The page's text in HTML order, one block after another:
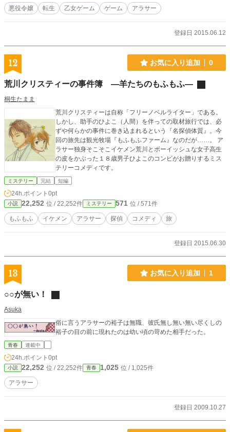
悪役令嬢 転生 乙女ゲーム ゲーム アラサー
登録日 2015.06.12
12 お気に入り追加 0
荒川クリスティーの事件簿 ―羊たちのもふもふ―
桐生たまま
荒川クリスティーは自称「フリーノベルライター」である。
しかし、助手のひよこ（人間）を伴っての取材旅行では、必
ずや何らかの事件に巻き込まれるという『名探偵体質』。今
回の旅先は観光牧場『もふもふファーム』なのだが……。 ア
ラサー独身そこそこイケメン荒川とボーイッシュな女子高生
の皮をかぶった１８歳男子ひよこのコンビがお贈りするミス
テリーコメディです。
ミステリー 完結 短編
24h.ポイント 0pt
小説 22,252 位 / 22,252件 ミステリー 571 位 / 571件
もふもふ イケメン アラサー 探偵 コメディ 旅
登録日 2015.06.30
13 お気に入り追加 1
○○が無い！
Asuka
俗に言うアラサーの裕子は無職、彼氏無し無い無い尽くしの
裕子の目の前に現れたのは幼い頃の苛めた相手だった。
青春 連載中
24h.ポイント 0pt
小説 22,252 位 / 22,252件 青春 1,025 位 / 1,025件
アラサー
登録日 2009.10.27